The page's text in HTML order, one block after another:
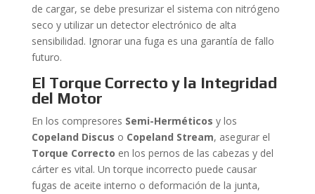
de cargar, se debe presurizar el sistema con nitrógeno
seco y utilizar un detector electrónico de alta
sensibilidad. Ignorar una fuga es una garantía de fallo
futuro.
El Torque Correcto y la Integridad
del Motor
En los compresores Semi-Herméticos y los
Copeland Discus o Copeland Stream, asegurar el
Torque Correcto en los pernos de las cabezas y del
cárter es vital. Un torque incorrecto puede causar
fugas de aceite interno o deformación de la junta,